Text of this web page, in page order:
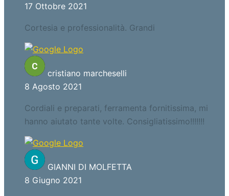
17 Ottobre 2021
Cortesia e professionalità. Grandi
cristiano marcheselli
8 Agosto 2021
Cordiali e preparati, ferramenta fornitissima, mi
hanno aiutato tante volte. Consigliatissimo!!!!!!!
GIANNI DI MOLFETTA
8 Giugno 2021